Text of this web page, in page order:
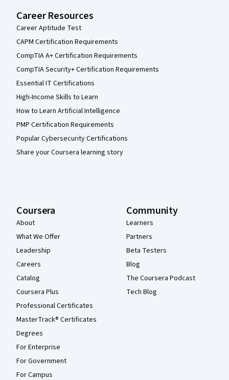
Career Resources
Career Aptitude Test
CAPM Certification Requirements
CompTIA A+ Certification Requirements
CompTIA Security+ Certification Requirements
Essential IT Certifications
High-Income Skills to Learn
How to Learn Artificial Intelligence
PMP Certification Requirements
Popular Cybersecurity Certifications
Share your Coursera learning story
Coursera
About
What We Offer
Leadership
Careers
Catalog
Coursera Plus
Professional Certificates
MasterTrack® Certificates
Degrees
For Enterprise
For Government
For Campus
Community
Learners
Partners
Beta Testers
Blog
The Coursera Podcast
Tech Blog